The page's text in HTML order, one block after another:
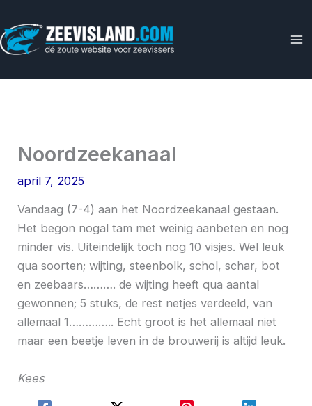
naar
de
Noordzeekanaal
april 7, 2025
Vandaag (7-4) aan het Noordzeekanaal gestaan.
Het begon nogal tam met weinig aanbeten en nog
minder vis. Uiteindelijk toch nog 10 visjes. Wel leuk
qua soorten; wijting, steenbolk, schol, schar, bot
en zeebaars………. de wijting heeft qua aantal
gewonnen; 5 stuks, de rest netjes verdeeld, van
allemaal 1………….. Echt groot is het allemaal niet
maar een beetje leven in de brouwerij is altijd leuk.
Kees